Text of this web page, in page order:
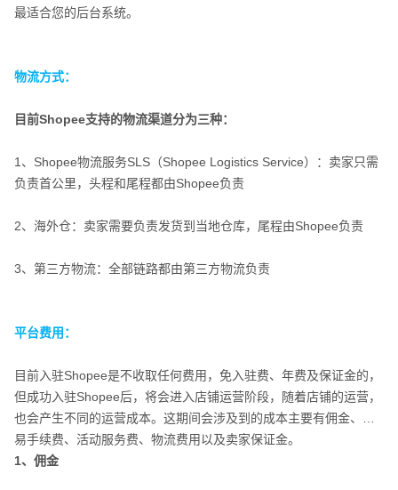
最适合您的后台系统。
物流方式：
目前Shopee支持的物流渠道分为三种：
1、Shopee物流服务SLS（Shopee Logistics Service）：卖家只需
负责首公里，头程和尾程都由Shopee负责
2、海外仓：卖家需要负责发货到当地仓库，尾程由Shopee负责
3、第三方物流：全部链路都由第三方物流负责
平台费用：
目前入驻Shopee是不收取任何费用，免入驻费、年费及保证金的，
但成功入驻Shopee后，将会进入店铺运营阶段，随着店铺的运营，
也会产生不同的运营成本。这期间会涉及到的成本主要有佣金、交
易手续费、活动服务费、物流费用以及卖家保证金。
1、佣金
物流方式：
平台费用：